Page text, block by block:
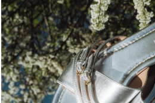
Blending sass and class, the